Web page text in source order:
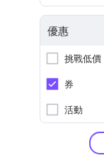
優惠
挑戰低價
券
活動